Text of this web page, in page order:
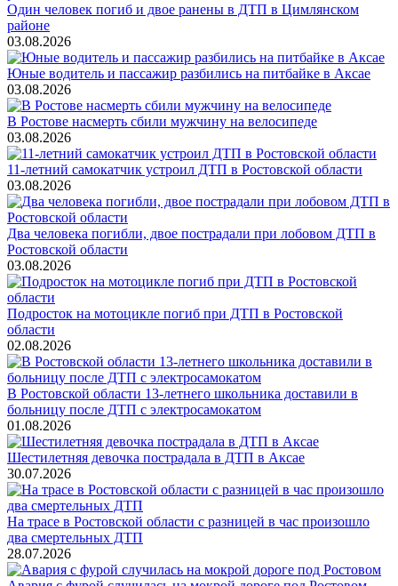
Один человек погиб и двое ранены в ДТП в Цимлянском
районе
03.08.2026
Юные водитель и пассажир разбились на питбайке в Аксае
03.08.2026
В Ростове насмерть сбили мужчину на велосипеде
03.08.2026
11-летний самокатчик устроил ДТП в Ростовской области
03.08.2026
Два человека погибли, двое пострадали при лобовом ДТП в
Ростовской области
03.08.2026
Подросток на мотоцикле погиб при ДТП в Ростовской
области
02.08.2026
В Ростовской области 13-летнего школьника доставили в
больницу после ДТП с электросамокатом
01.08.2026
Шестилетняя девочка пострадала в ДТП в Аксае
30.07.2026
На трасе в Ростовской области с разницей в час произошло
два смертельных ДТП
28.07.2026